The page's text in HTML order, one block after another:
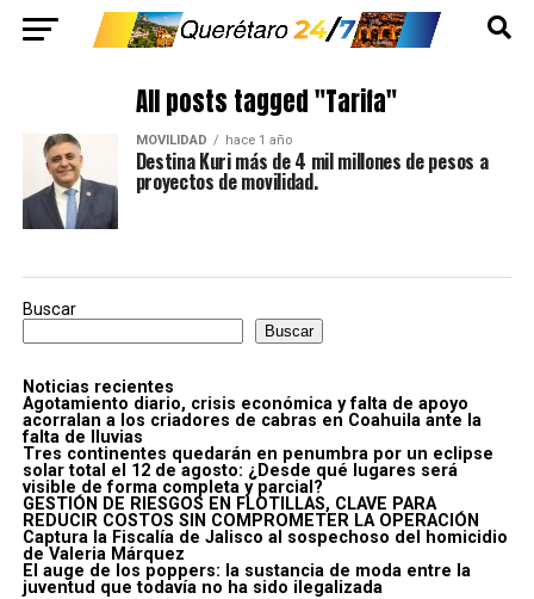
All posts tagged "Tarifa"
MOVILIDAD hace 1 año
Destina Kuri más de 4 mil millones de pesos a
proyectos de movilidad.
Buscar
Buscar
Noticias recientes
Agotamiento diario, crisis económica y falta de apoyo
acorralan a los criadores de cabras en Coahuila ante la
falta de lluvias
Tres continentes quedarán en penumbra por un eclipse
solar total el 12 de agosto: ¿Desde qué lugares será
visible de forma completa y parcial?
GESTIÓN DE RIESGOS EN FLOTILLAS, CLAVE PARA
REDUCIR COSTOS SIN COMPROMETER LA OPERACIÓN
Captura la Fiscalía de Jalisco al sospechoso del homicidio
de Valeria Márquez
El auge de los poppers: la sustancia de moda entre la
juventud que todavía no ha sido ilegalizada